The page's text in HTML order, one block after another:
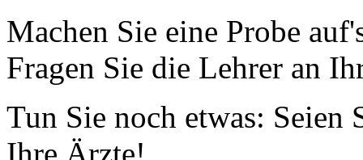
Machen Sie eine Probe
Fragen Sie die Lehrer an
Tun Sie noch etwas: Seien
Ihre Ärzte!